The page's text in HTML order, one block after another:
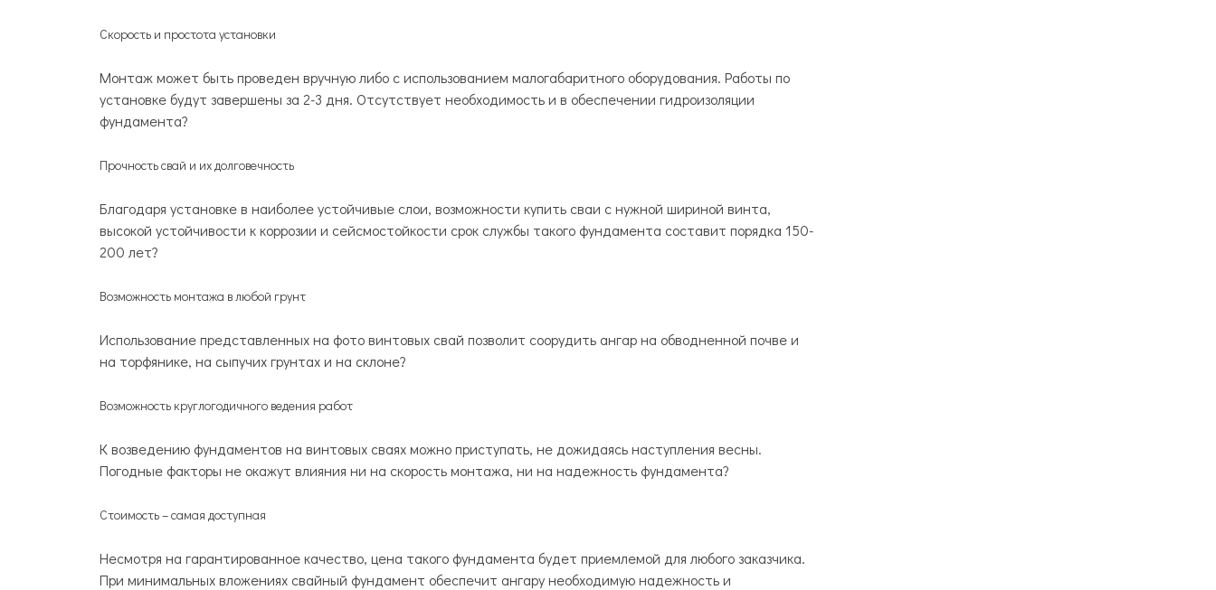
Скорость и простота установки
Монтаж может быть проведен вручную либо с использованием малогабаритного оборудования. Работы по
установке будут завершены за 2-3 дня. Отсутствует необходимость и в обеспечении гидроизоляции
фундамента?
Прочность свай и их долговечность
Благодаря установке в наиболее устойчивые слои, возможности купить сваи с нужной шириной винта,
высокой устойчивости к коррозии и сейсмостойкости срок службы такого фундамента составит порядка 150-
200 лет?
Возможность монтажа в любой грунт
Использование представленных на фото винтовых свай позволит соорудить ангар на обводненной почве и
на торфянике, на сыпучих грунтах и на склоне?
Возможность круглогодичного ведения работ
К возведению фундаментов на винтовых сваях можно приступать, не дожидаясь наступления весны.
Погодные факторы не окажут влияния ни на скорость монтажа, ни на надежность фундамента?
Стоимость – самая доступная
Несмотря на гарантированное качество, цена такого фундамента будет приемлемой для любого заказчика.
При минимальных вложениях свайный фундамент обеспечит ангару необходимую надежность и